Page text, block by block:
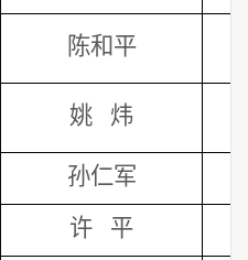
陈和平
姚 炜
孙仁军
许
平